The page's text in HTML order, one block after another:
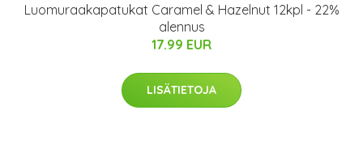
Luomuraakapatukat Caramel & Hazelnut 12kpl - 22%
alennus
17.99 EUR
LISÄTIETOJA